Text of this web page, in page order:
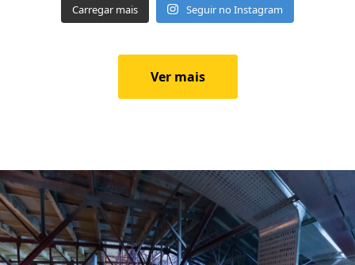
Carregar mais Seguir no Instagram
Ver mais